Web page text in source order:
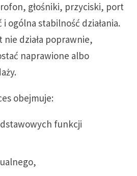
głośniki, przyciski, port
i ogólna stabilność działania.
działa poprawnie,
naprawione albo
obejmuje:
funkcji